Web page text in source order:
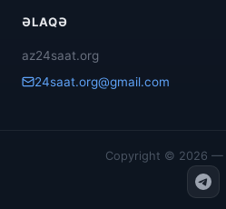
ƏLAQƏ
az24saat.org
24saat.org@gmail.com
Copyright © 2026 —